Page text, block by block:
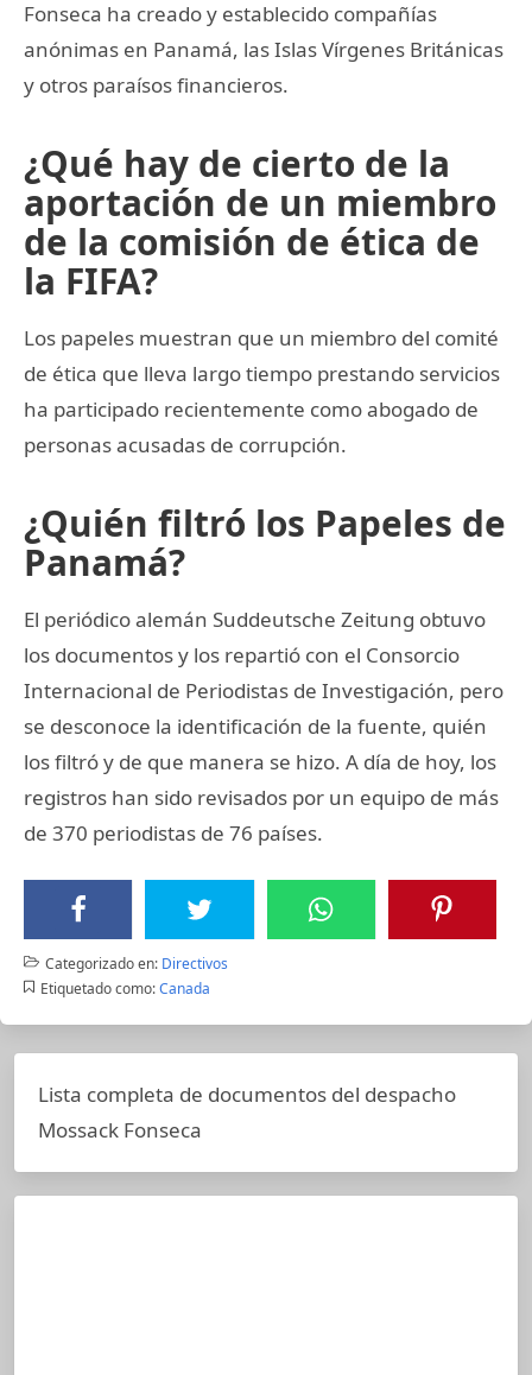
Fonseca ha creado y establecido compañías
anónimas en Panamá, las Islas Vírgenes Británicas
y otros paraísos financieros.
¿Qué hay de cierto de la
aportación de un miembro
de la comisión de ética de
la FIFA?
Los papeles muestran que un miembro del comité
de ética que lleva largo tiempo prestando servicios
ha participado recientemente como abogado de
personas acusadas de corrupción.
¿Quién filtró los Papeles de
Panamá?
El periódico alemán Suddeutsche Zeitung obtuvo
los documentos y los repartió con el Consorcio
Internacional de Periodistas de Investigación, pero
se desconoce la identificación de la fuente, quién
los filtró y de que manera se hizo. A día de hoy, los
registros han sido revisados por un equipo de más
de 370 periodistas de 76 países.
Categorizado en: Directivos
Etiquetado como: Canada
Lista completa de documentos del despacho
Mossack Fonseca